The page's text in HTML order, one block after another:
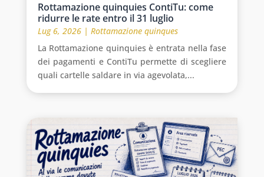
Rottamazione quinquies ContiTu: come
ridurre le rate entro il 31 luglio
Lug 6, 2026| Rottamazione quinques
La Rottamazione quinquies è entrata nella fase
dei pagamenti e ContiTu permette di scegliere
quali cartelle saldare in via agevolata,...